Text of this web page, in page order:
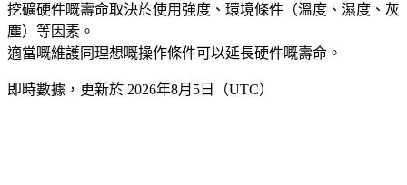
挖礦硬件嘅壽命取決於使用強度、環境條件（溫度、濕度、灰
塵）等因素。
適當嘅維護同理想嘅操作條件可以延長硬件嘅壽命。
即時數據，更新於 2026年8月5日（UTC）